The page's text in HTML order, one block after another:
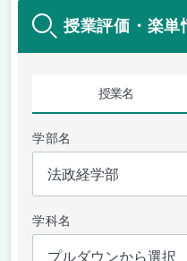
授業評価・楽単
授業名
学部名
学科名